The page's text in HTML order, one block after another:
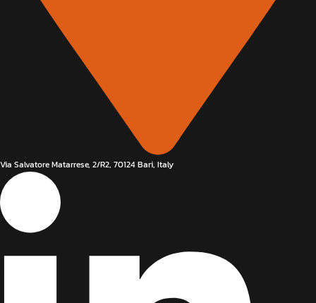
Via Salvatore Matarrese, 2/R2, 70124 Bari, Italy